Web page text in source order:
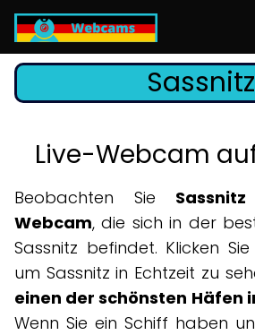
Sassnitz
Live-Webcam
Beobachten Sie Sassnitz
Webcam, die sich in der
Sassnitz befindet. Klicken
um Sassnitz in Echtzeit zu
einen der schönsten Häfen
Wenn Sie ein Schiff haben